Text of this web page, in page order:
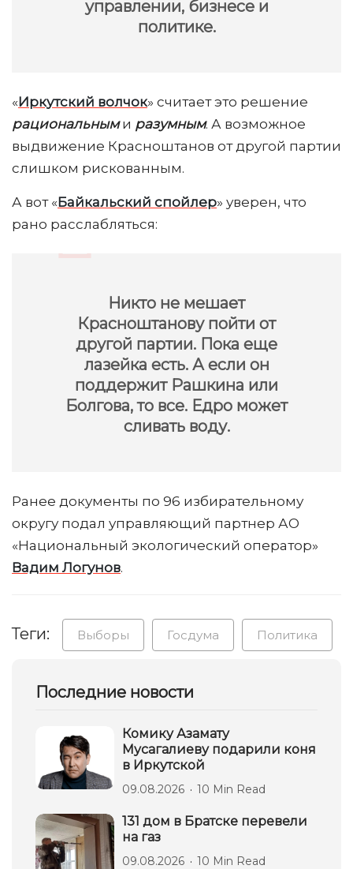
управлении, бизнесе и
политике.
«Иркутский волчок» считает это решение
рациональными разумным. А возможное
выдвижение Красноштанов от другой партии
слишком рискованным.
А вот «Байкальский спойлер» уверен, что
рано расслабляться:
Никто не мешает
Красноштанову пойти от
другой партии. Пока еще
лазейка есть. А если он
поддержит Рашкина или
Болгова, то все. Едро может
сливать воду.
Ранее документы по 96 избирательному
округу подал управляющий партнер АО
«Национальный экологический оператор»
Вадим Логунов.
Теги: Выборы Госдума Политика
Последние новости
Комику Азамату
Мусагалиеву подарили коня
в Иркутской
09.08.2026 10 Min Read
131 дом в Братске перевели
на газ
09.08.2026 10 Min Read